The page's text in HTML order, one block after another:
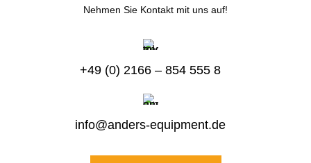
Nehmen Sie Kontakt mit uns auf!
+49 (0) 2166 – 854 555 8
info@anders-equipment.de